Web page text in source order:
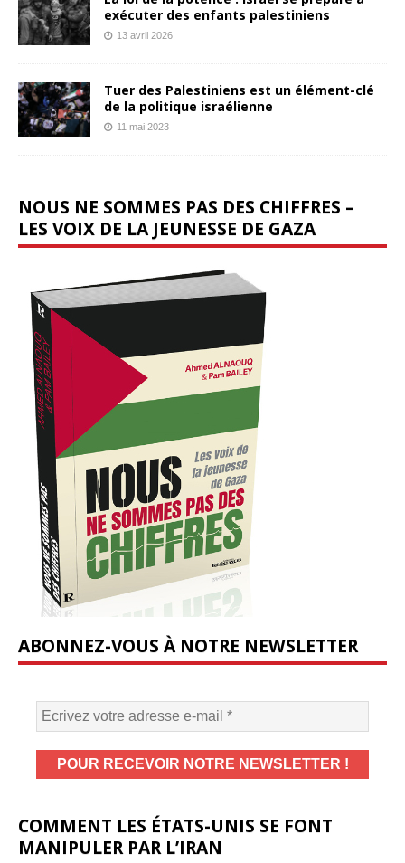
exécuter des enfants palestiniens
13 avril 2026
Tuer des Palestiniens est un élément-clé
de la politique israélienne
11 mai 2023
NOUS NE SOMMES PAS DES CHIFFRES –
LES VOIX DE LA JEUNESSE DE GAZA
ABONNEZ-VOUS À NOTRE NEWSLETTER
COMMENT LES ÉTATS-UNIS SE FONT
MANIPULER PAR L’IRAN